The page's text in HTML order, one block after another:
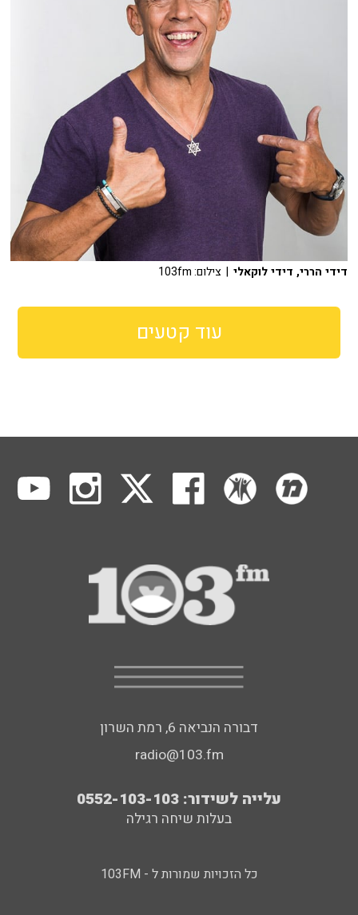
דידי הררי, דידי לוקאלי | צילום: 103fm
עוד קטעים
דבורה הנביאה 6, רמת השרון
radio@103.fm
עלייה לשידור: 0552-103-103
בעלות שיחה רגילה
כל הזכויות שמורות ל - 103FM